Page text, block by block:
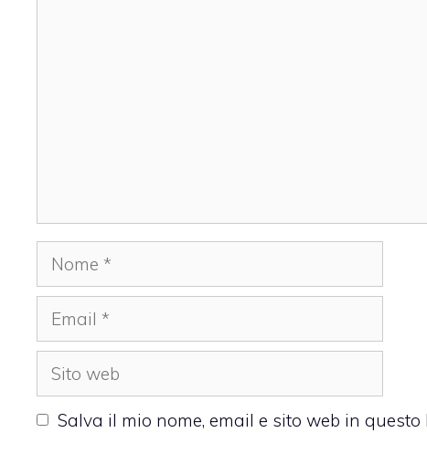
Nome
Email
Sito
web
Salva il mio nome, email e sito web in